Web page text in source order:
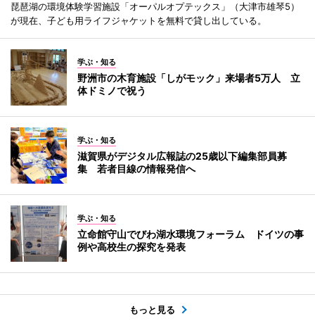
琵琶湖の環境体験学習施設「オーパルオプテックス」（大津市雄琴5）
が現在、子ども用ライフジャケットを無料で貸し出している。
学ぶ・知る
野洲市の木育施設「しがモック」来場者5万人 立
体ドミノで祝う
学ぶ・知る
滋賀県がデジタル広報誌の25歳以下編集部員募
集 若者目線の情報発信へ
学ぶ・知る
立命館守山でびわ湖水環境フォーラム ドイツの事
例や高校生の探究を発表
もっと見る